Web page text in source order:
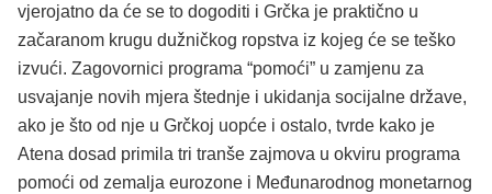
vjerojatno da će se to dogoditi i Grčka je praktično u
začaranom krugu dužničkog ropstva iz kojeg će se teško
izvući. Zagovornici programa “pomoći” u zamjenu za
usvajanje novih mjera štednje i ukidanja socijalne države,
ako je što od nje u Grčkoj uopće i ostalo, tvrde kako je
Atena dosad primila tri tranše zajmova u okviru programa
pomoći od zemalja eurozone i Međunarodnog monetarnog